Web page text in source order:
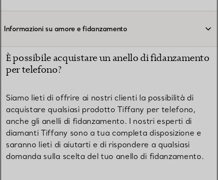
Informazioni su amore e fidanzamento
È possibile acquistare un anello di fidanzamento
per telefono?
Siamo lieti di offrire ai nostri clienti la possibilità di
acquistare qualsiasi prodotto Tiffany per telefono,
anche gli anelli di fidanzamento. I nostri esperti di
diamanti Tiffany sono a tua completa disposizione e
saranno lieti di aiutarti e di rispondere a qualsiasi
domanda sulla scelta del tuo anello di fidanzamento.